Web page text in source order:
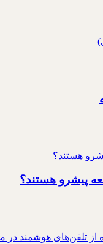
پیشرو هستند؟